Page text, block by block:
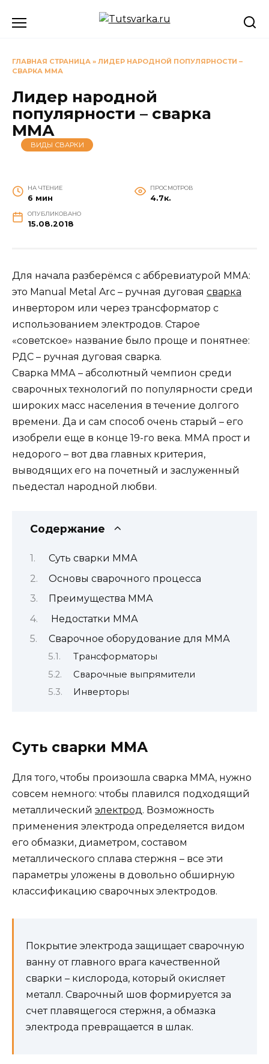
ГЛАВНАЯ СТРАНИЦА » ЛИДЕР НАРОДНОЙ ПОПУЛЯРНОСТИ –
СВАРКА ММА
Лидер народной
популярности – сварка
ММА
ВИДЫ СВАРКИ
НА ЧТЕНИЕ
6 мин
ПРОСМОТРОВ
4.7к.
ОПУБЛИКОВАНО
15.08.2018
Для начала разберёмся с аббревиатурой ММА:
это Manual Metal Arc – ручная дуговая сварка
инвертором или через трансформатор с
использованием электродов. Старое
«советское» название было проще и понятнее:
РДС – ручная дуговая сварка.
Сварка ММА – абсолютный чемпион среди
сварочных технологий по популярности среди
широких масс населения в течение долгого
времени. Да и сам способ очень старый – его
изобрели еще в конце 19-го века. ММА прост и
недорого – вот два главных критерия,
выводящих его на почетный и заслуженный
пьедестал народной любви.
Содержание
Суть сварки ММА
Основы сварочного процесса
Преимущества ММА
Недостатки ММА
Сварочное оборудование для ММА
Трансформаторы
Сварочные выпрямители
Инверторы
Суть сварки ММА
Для того, чтобы произошла сварка ММА, нужно
совсем немного: чтобы плавился подходящий
металлический электрод . Возможность
применения электрода определяется видом
его обмазки, диаметром, составом
металлического сплава стержня – все эти
параметры уложены в довольно обширную
классификацию сварочных электродов.
Покрытие электрода защищает сварочную
ванну от главного врага качественной
сварки – кислорода, который окисляет
металл. Сварочный шов формируется за
счет плавящегося стержня, а обмазка
электрода превращается в шлак.